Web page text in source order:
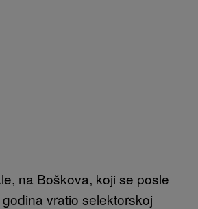
na Boškova, koji se posle
vratio selektorskoj